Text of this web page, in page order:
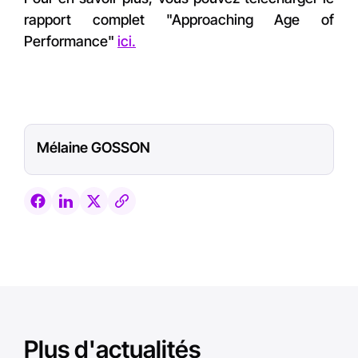
rapport complet "Approaching Age of
Performance" ici.
Mélaine GOSSON
Plus d'actualités